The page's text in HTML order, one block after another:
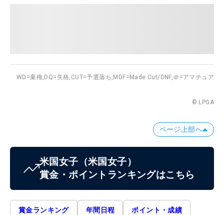
WD=棄権, DQ=失格, CUT=予選落ち, MDF=Made Cut/DNF,＠=アマチュア
© LPGA
ページ上部へ
米国女子 （米国女子）
賞金・ポイントランキングはこちら
賞金ランキング 年間日程 ポイント・成績